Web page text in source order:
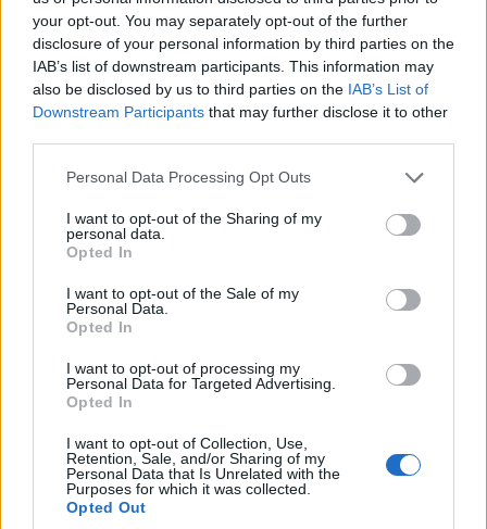
your opt-out. You may separately opt-out of the further
disclosure of your personal information by third parties on the
IAB’s list of downstream participants. This information may
also be disclosed by us to third parties on the IAB’s List of
Downstream Participants that may further disclose it to other
Please note that this website/app uses one or more Google
not limited to your visit or usage behaviour. You may click to
grant or deny consent to Google and its third-party tags to
use your data for below specified purposes in below Google
consent section.
Personal Data Processing Opt Outs
I want to opt-out of the Sharing of my
personal data.
Opted In
I want to opt-out of the Sale of my
Personal Data.
Opted In
I want to opt-out of processing my
Personal Data for Targeted Advertising.
Opted In
I want to opt-out of Collection, Use,
Retention, Sale, and/or Sharing of my
Personal Data that Is Unrelated with the
Purposes for which it was collected.
Opted Out
ειδήσεις
Φαινόμενο ανάλογο της κυριαρχίας (σε ποσοστά) του δελτίου
ειδήσεων του Mega αποτελεί το δελτίο ειδήσεων του Alpha. Επί
πέντε συναπτά έτη, κατά το μεγαλύτερο διάστημα του
Μνημονίου, το κεντρικό δελτίο ειδήσεων του Alpha παραμένει
στην κορυφή της τηλεθέασης. …Διαβάστε Περισσότερα...